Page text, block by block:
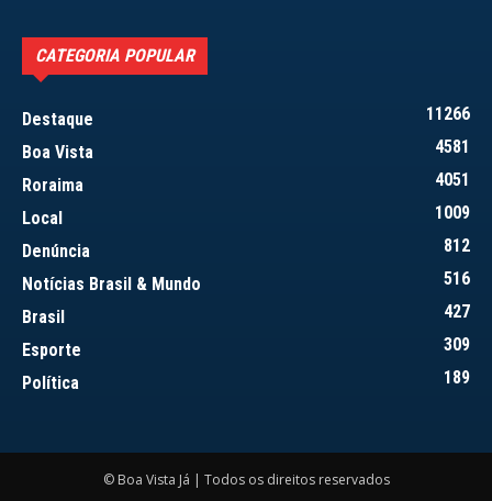
CATEGORIA POPULAR
Destaque
11266
Boa Vista
4581
Roraima
4051
Local
1009
Denúncia
812
Notícias Brasil & Mundo
516
Brasil
427
Esporte
309
Política
189
© Boa Vista Já | Todos os direitos reservados